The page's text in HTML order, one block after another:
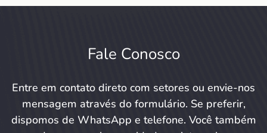
Fale Conosco
Entre em contato direto com setores ou envie-nos
mensagem através do formulário. Se preferir,
dispomos de WhatsApp e telefone. Você também